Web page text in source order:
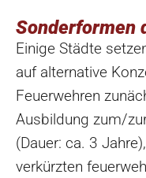
Sonderformen
Einige Städte
auf alternative
Feuerwehren
Ausbildung zum/
(Dauer: ca. 3
verkürzten